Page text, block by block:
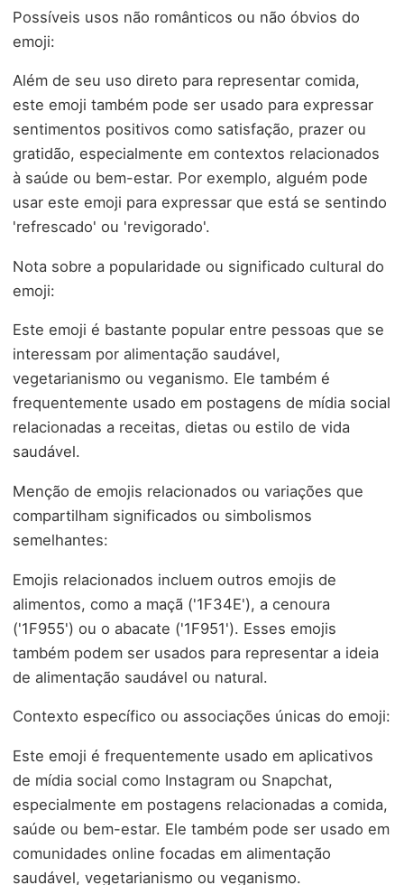
Possíveis usos não românticos ou não óbvios do
emoji:
Além de seu uso direto para representar comida,
este emoji também pode ser usado para expressar
sentimentos positivos como satisfação, prazer ou
gratidão, especialmente em contextos relacionados
à saúde ou bem-estar. Por exemplo, alguém pode
usar este emoji para expressar que está se sentindo
'refrescado' ou 'revigorado'.
Nota sobre a popularidade ou significado cultural do
emoji:
Este emoji é bastante popular entre pessoas que se
interessam por alimentação saudável,
vegetarianismo ou veganismo. Ele também é
frequentemente usado em postagens de mídia social
relacionadas a receitas, dietas ou estilo de vida
saudável.
Menção de emojis relacionados ou variações que
compartilham significados ou simbolismos
semelhantes:
Emojis relacionados incluem outros emojis de
alimentos, como a maçã ('1F34E'), a cenoura
('1F955') ou o abacate ('1F951'). Esses emojis
também podem ser usados para representar a ideia
de alimentação saudável ou natural.
Contexto específico ou associações únicas do emoji:
Este emoji é frequentemente usado em aplicativos
de mídia social como Instagram ou Snapchat,
especialmente em postagens relacionadas a comida,
saúde ou bem-estar. Ele também pode ser usado em
comunidades online focadas em alimentação
saudável, vegetarianismo ou veganismo.